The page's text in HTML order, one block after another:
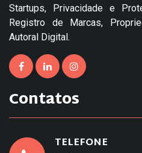
Startups, Privacidade e
Registro de Marcas,
Autoral Digital.
Contatos
TELEFONE